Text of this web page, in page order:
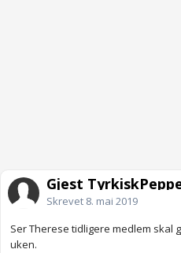
Gjest
Skrevet 8. mai 2019
Ser Therese tidligere medlem skal
uken.